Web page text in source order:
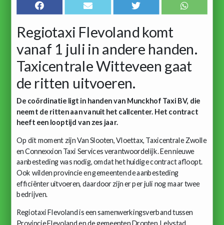
Regiotaxi Flevoland komt
vanaf 1 juli in andere handen.
Taxicentrale Witteveen gaat
de ritten uitvoeren.
De coördinatie ligt in handen van Munckhof Taxi BV, die
neemt de ritten aan vanuit het callcenter. Het contract
heeft een looptijd van zes jaar.
Op dit moment zijn Van Slooten, Vloettax, Taxicentrale Zwolle
en Connexxion Taxi Services verantwoordelijk. Een nieuwe
aanbesteding was nodig, omdat het huidige contract afloopt.
Ook wilden provincie en gemeenten de aanbesteding
efficiënter uitvoeren, daardoor zijn er per juli nog maar twee
bedrijven.
Regiotaxi Flevoland is een samenwerkingsverband tussen
Provincie Flevoland en de gemeenten Dronten, Lelystad,